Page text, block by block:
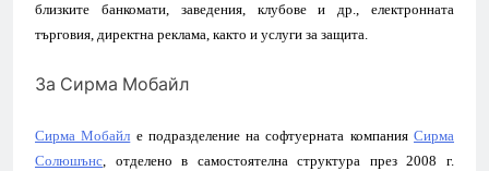
близките банкомати, заведения, клубове и др., електронната
търговия, директна реклама, както и услуги за защита.
За Сирма Мобайл
Сирма Мобайл е подразделение на софтуерната компанияСирма
Солюшънс, отделено в самостоятелна структура през 2008 г.